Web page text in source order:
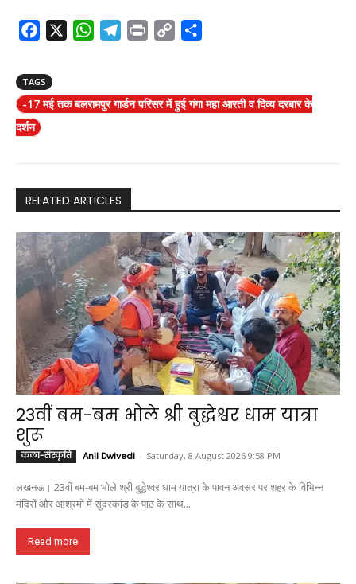
c
e
b
o
W
t
s
e
g
n
t
y
L
r
e
TAGS
-17 मई तक बलरामपुर गार्डन परिसर में हुई गंगा महा आरती व दिव्य दरबार के
दर्शन
RELATED ARTICLES
23वीं बम-बम भोले श्री बुद्धेश्वर धाम यात्रा
शुरू
कला-संस्कृति Anil Dwivedi - Saturday, 8 August 2026 9:58 PM
लखनऊ। 23वीं बम-बम भोले श्री बुद्धेश्वर धाम यात्रा के पावन अवसर पर शहर के विभिन्न
मंदिरों और आश्रमों में सुंदरकांड के पाठ के साथ...
Read more